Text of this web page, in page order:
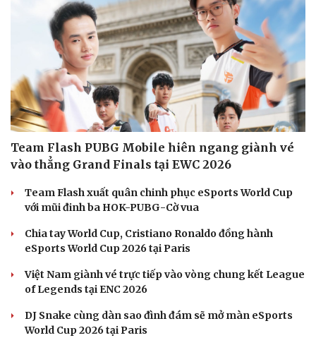
Team Flash PUBG Mobile hiên ngang giành vé
vào thẳng Grand Finals tại EWC 2026
Team Flash xuất quân chinh phục eSports World Cup
với mũi đinh ba HOK-PUBG-Cờ vua
Chia tay World Cup, Cristiano Ronaldo đồng hành
eSports World Cup 2026 tại Paris
Việt Nam giành vé trực tiếp vào vòng chung kết League
of Legends tại ENC 2026
DJ Snake cùng dàn sao đình đám sẽ mở màn eSports
World Cup 2026 tại Paris